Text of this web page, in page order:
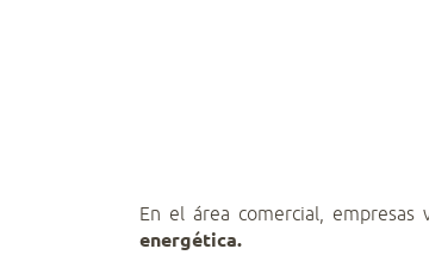
En el área comercial,
energética.